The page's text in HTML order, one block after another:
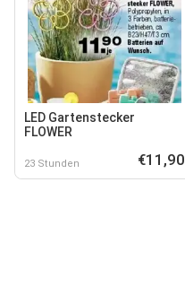
LED Gartenstecker
FLOWER
23 Stunden €11,90